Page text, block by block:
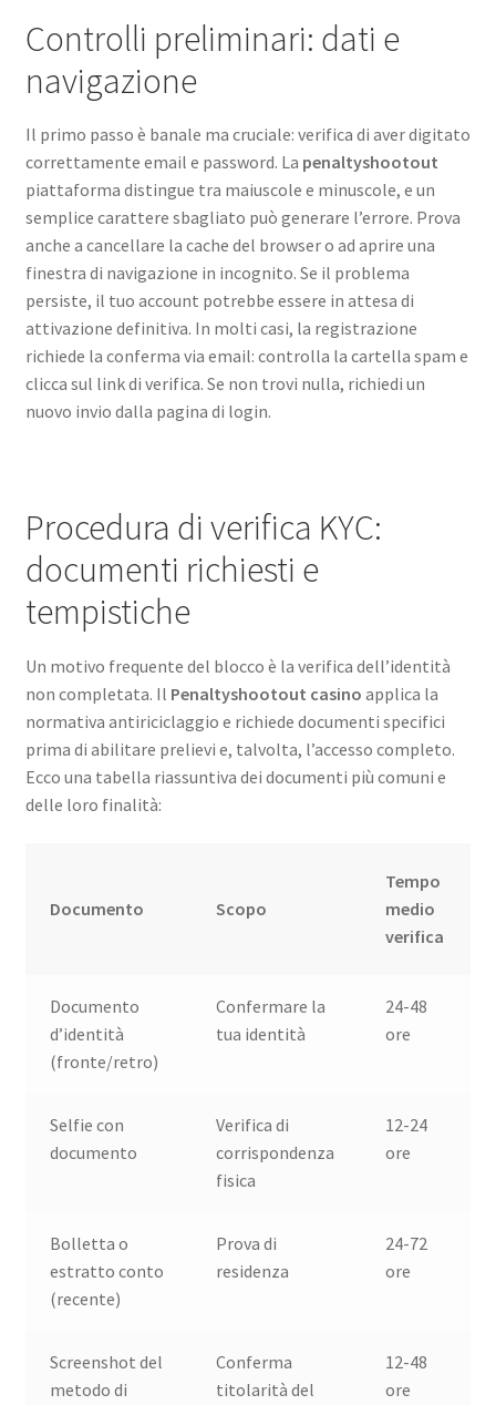
Controlli preliminari: dati e
navigazione
Il primo passo è banale ma cruciale: verifica di aver digitato
correttamente email e password. La penaltyshootout
piattaforma distingue tra maiuscole e minuscole, e un
semplice carattere sbagliato può generare l’errore. Prova
anche a cancellare la cache del browser o ad aprire una
finestra di navigazione in incognito. Se il problema
persiste, il tuo account potrebbe essere in attesa di
attivazione definitiva. In molti casi, la registrazione
richiede la conferma via email: controlla la cartella spam e
clicca sul link di verifica. Se non trovi nulla, richiedi un
nuovo invio dalla pagina di login.
Procedura di verifica KYC:
documenti richiesti e
tempistiche
Un motivo frequente del blocco è la verifica dell’identità
non completata. Il Penaltyshootout casino applica la
normativa antiriciclaggio e richiede documenti specifici
prima di abilitare prelievi e, talvolta, l’accesso completo.
Ecco una tabella riassuntiva dei documenti più comuni e
delle loro finalità:
Documento Scopo
Tempo
medio
verifica
Documento
d’identità
(fronte/retro)
Confermare la
tua identità
24-48
ore
Selfie con
documento
Verifica di
corrispondenza
fisica
12-24
ore
Bolletta o
estratto conto
(recente)
Prova di
residenza
24-72
ore
Screenshot del
metodo di
Conferma
titolarità del
12-48
ore